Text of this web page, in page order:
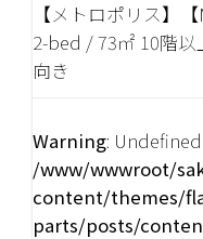
【メトロポリス】【
2-bed / 73㎡ 10階以
向き
Warning:
/www/wwwroot/
content/themes/
parts/posts/